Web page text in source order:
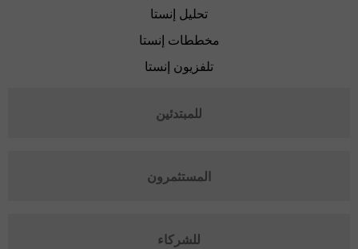
تحليل إنستا
مخططات إنستا
تلفزيون إنستا
للمبتدئين
المستثمرون
للشركاء